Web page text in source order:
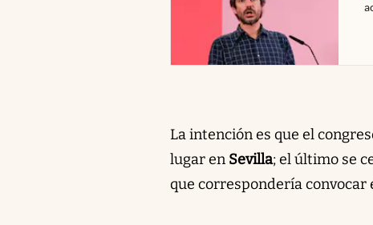
La intención es que el
lugar en Sevilla; el último se
que correspondería convocar